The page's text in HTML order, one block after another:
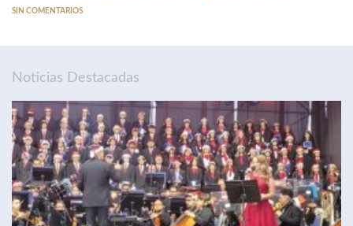
SIN COMENTARIOS
Noticias Destacadas